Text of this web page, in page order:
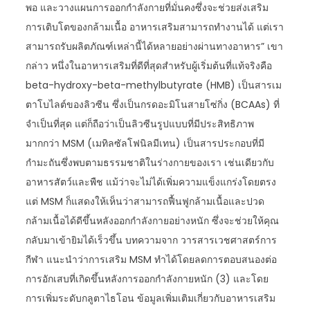
พอ และวางแผนการออกกำลังกายที่มั่นคงซึ่งจะช่วยส่งเสริม
การเติบโตของกล้ามเนื้อ อาหารเสริมสามารถทำงานได้ แต่เรา
สามารถรับผลิตภัณฑ์เหล่านี้ได้หลายอย่างผ่านทางอาหาร” เขา
กล่าว หนึ่งในอาหารเสริมที่ดีที่สุดสำหรับผู้เริ่มต้นที่แท้จริงคือ
beta-hydroxy-beta-methylbutyrate (HMB) เป็นสารเม
ตาโบไลต์ของลิวซีน ซึ่งเป็นกรดอะมิโนสายโซ่กิ่ง (BCAAs) ที่
จำเป็นที่สุด แต่ก็ถือว่าเป็นลิวซีนรูปแบบที่มีประสิทธิภาพ
มากกว่า MSM (เมทิลซัลโฟนิลมีเทน) เป็นสารประกอบที่มี
กำมะถันซึ่งพบตามธรรมชาติในร่างกายของเรา เช่นเดียวกับ
อาหารสัตว์และพืช แม้ว่าจะไม่ได้เพิ่มความแข็งแกร่งโดยตรง
แต่ MSM ก็แสดงให้เห็นว่าสามารถฟื้นฟูกล้ามเนื้อและปวด
กล้ามเนื้อได้ดีขึ้นหลังออกกำลังกายอย่างหนัก ซึ่งจะช่วยให้คุณ
กลับมาเข้ายิมได้เร็วขึ้น บทความจาก วารสารเวชศาสตร์การ
กีฬา แนะนำว่าการเสริม MSM ทำได้โดยลดการตอบสนองต่อ
การอักเสบที่เกิดขึ้นหลังการออกกำลังกายหนัก (3) และโดย
การเพิ่มระดับกลูตาไธโอน ข้อมูลเพิ่มเติมเกี่ยวกับอาหารเสริม